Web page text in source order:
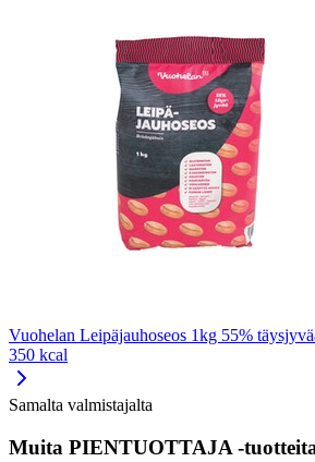
Vuohelan Leipäjauhoseos 1kg 55%
350 kcal
Samalta valmistajalta
Muita PIENTUOTTAJA -